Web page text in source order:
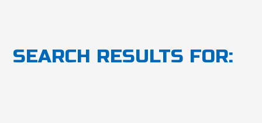
SEARCH RESULTS FOR: